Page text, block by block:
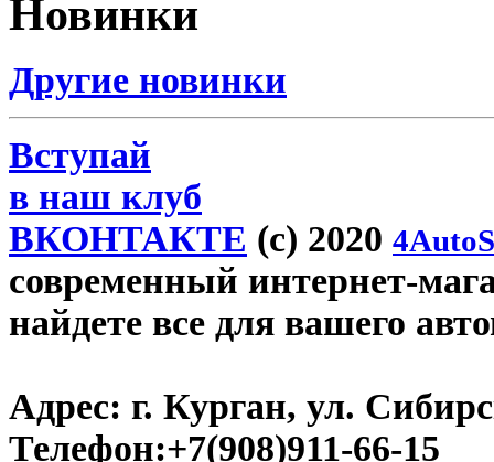
Новинки
Другие новинки
Вступай
в наш клуб
ВКОНТАКТЕ (c) 2020
современный интернет-
найдете все для вашего
Адрес: г. Курган, ул.
Телефон:+7(908)911-66-15